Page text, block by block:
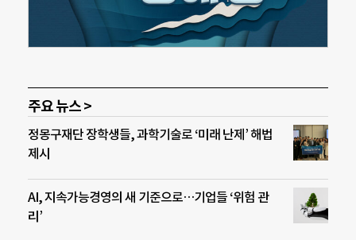
주요 뉴스 >
정몽구재단 장학생들, 과학기술로 ‘미래 난제’ 해법
제시
AI, 지속가능경영의 새 기준으로…기업들 ‘위험 관
리’